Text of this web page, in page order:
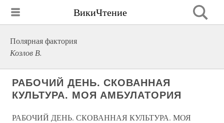
ВикиЧтение
Полярная фактория
Козлов В.
РАБОЧИЙ ДЕНЬ. СКОВАННАЯ
КУЛЬТУРА. МОЯ АМБУЛАТОРИЯ
РАБОЧИЙ ДЕНЬ. СКОВАННАЯ КУЛЬТУРА. МОЯ